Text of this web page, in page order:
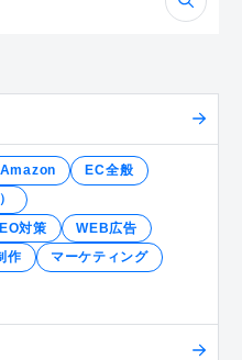
Amazon
EC全般
対策
WEB広告
作
マーケティング